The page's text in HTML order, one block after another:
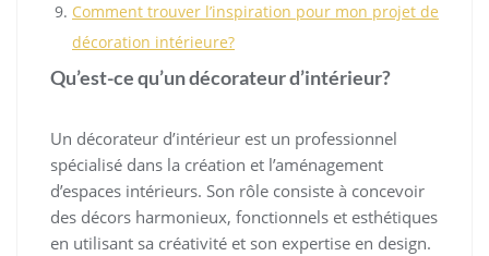
Comment trouver l’inspiration pour mon projet de
décoration intérieure?
Qu’est-ce qu’un décorateur d’intérieur?
Un décorateur d’intérieur est un professionnel
spécialisé dans la création et l’aménagement
d’espaces intérieurs. Son rôle consiste à concevoir
des décors harmonieux, fonctionnels et esthétiques
en utilisant sa créativité et son expertise en design.